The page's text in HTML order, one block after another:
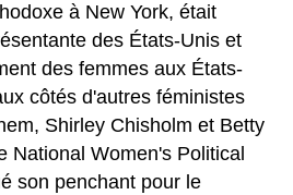
à New York, était
des États-Unis et
des femmes aux États-
côtés d'autres féministes
Shirley Chisholm et Betty
National Women's Political
son penchant pour le